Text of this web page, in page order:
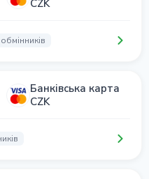
CZK
Банківська карта
CZK